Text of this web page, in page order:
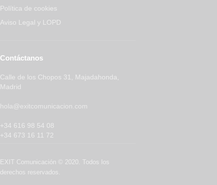
Política de cookies
Aviso Legal y LOPD
Contáctanos
Calle de los Chopos 31, Majadahonda,
Madrid
hola@exitcomunicacion.com
+34 616 98 54 08
+34 673 16 11 72
EXIT Comunicación © 2020. Todos los
derechos reservados.